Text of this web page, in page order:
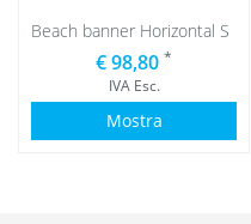
Beach banner Horizontal S
€ 98,80 *
IVA Esc.
Mostra